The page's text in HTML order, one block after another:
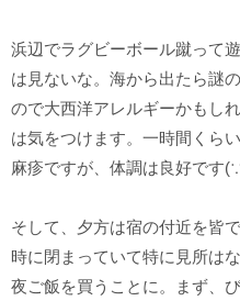
浜辺でラグビーボール蹴って
は見ないな。海から出たら謎
ので大西洋アレルギーかもし
は気をつけます。一時間くら
麻疹ですが、体調は良好です
そして、夕方は宿の付近を皆
時に閉まっていて特に見所は
夜ご飯を買うことに。まず、